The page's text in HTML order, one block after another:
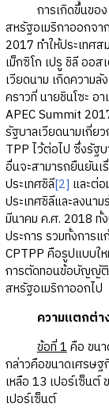
การเกิดขึ้นของ
สหรัฐอเมริกาออกจา
2017 ทำให้ประเทศ
เม็กซิโก เปรู ชิลี ออส
เวียดนาม เกิดความลั
คราวที่ นายชินโซะ อ
APEC Summit
รัฐบาลเวียดนามเกี่ย
TPP ไว้ต่อไป ซึ่งรัฐ
อื่นจะสามารถยืนยันเ
ประเทศชิลี[2] และต่
ประเทศชิลีและลงนา
มีนาคม ค.ศ. 2018 ทั้
ประการ รวมทั้งการ
CPTPP คือรูปแบบใ
การตัดทอนข้อบัญญัติ
สหรัฐอเมริกาออกไป
ความแตกต่า
ข้อที่ 1คือ ขนา
กล่าวคือขนาดเศรษ
เหลือ 13 เปอร์เซ็นต์
เปอร์เซ็นต์